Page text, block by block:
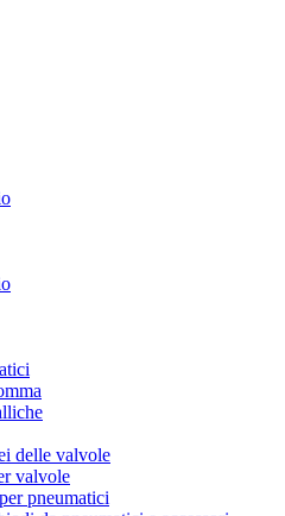
delle valvole
valvole
pneumatici